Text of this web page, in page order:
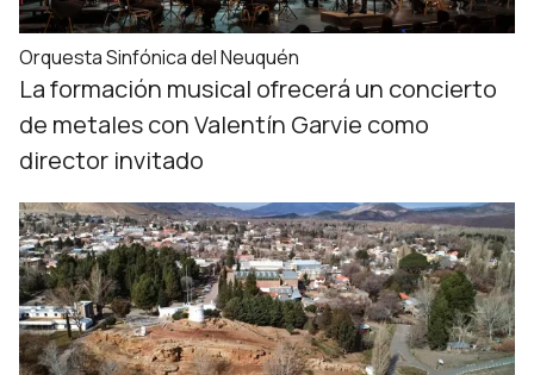
Orquesta Sinfónica del Neuquén
La formación musical ofrecerá un concierto
de metales con Valentín Garvie como
director invitado